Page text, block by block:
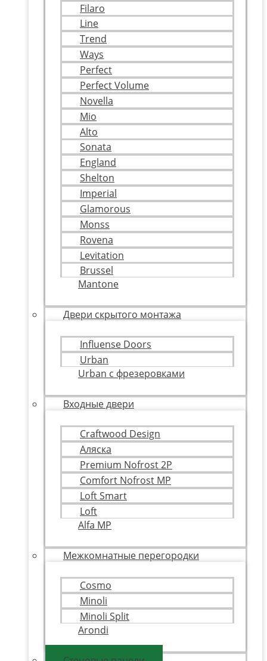
Filaro
Line
Trend
Ways
Perfect
Perfect Volume
Novella
Mio
Alto
Sonata
England
Shelton
Imperial
Glamorous
Monss
Rovena
Levitation
Brussel
Mantone
Двери скрытого монтажа
Influense Doors
Urban
Urban с фрезеровками
Входные двери
Craftwood Design
Аляска
Premium Nofrost 2P
Comfort Nofrost MP
Loft Smart
Loft
Alfa MP
Межкомнатные перегородки
Cosmo
Minoli
Minoli Split
Arondi